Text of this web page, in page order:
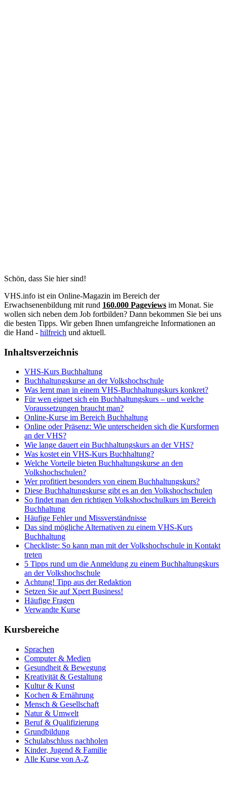
Schön, dass Sie hier sind!
VHS.info ist ein Online-Magazin im Bereich der
Erwachsenenbildung mit rund 160.000 Pageviews im Monat. Sie
wollen sich neben dem Job fortbilden? Dann bekommen Sie bei uns
die besten Tipps. Wir geben Ihnen umfangreiche Informationen an
die Hand - hilfreich und aktuell.
Inhaltsverzeichnis
VHS-Kurs Buchhaltung
Buchhaltungskurse an der Volkshochschule
Was lernt man in einem VHS-Buchhaltungskurs konkret?
Für wen eignet sich ein Buchhaltungskurs – und welche
Voraussetzungen braucht man?
Online-Kurse im Bereich Buchhaltung
Online oder Präsenz: Wie unterscheiden sich die Kursformen
an der VHS?
Wie lange dauert ein Buchhaltungskurs an der VHS?
Was kostet ein VHS-Kurs Buchhaltung?
Welche Vorteile bieten Buchhaltungskurse an den
Volkshochschulen?
Wer profitiert besonders von einem Buchhaltungskurs?
Diese Buchhaltungskurse gibt es an den Volkshochschulen
So findet man den richtigen Volkshochschulkurs im Bereich
Buchhaltung
Häufige Fehler und Missverständnisse
Das sind mögliche Alternativen zu einem VHS-Kurs
Buchhaltung
Checkliste: So kann man mit der Volkshochschule in Kontakt
treten
5 Tipps rund um die Anmeldung zu einem Buchhaltungskurs
an der Volkshochschule
Achtung! Tipp aus der Redaktion
Setzen Sie auf Xpert Business!
Häufige Fragen
Verwandte Kurse
Kursbereiche
Sprachen
Computer & Medien
Gesundheit & Bewegung
Kreativität & Gestaltung
Kultur & Kunst
Kochen & Ernährung
Mensch & Gesellschaft
Natur & Umwelt
Beruf & Qualifizierung
Grundbildung
Schulabschluss nachholen
Kinder, Jugend & Familie
Alle Kurse von A-Z